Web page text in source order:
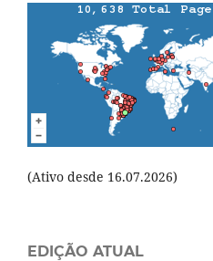
(Ativo desde 16.07.2026)
EDIÇÃO ATUAL